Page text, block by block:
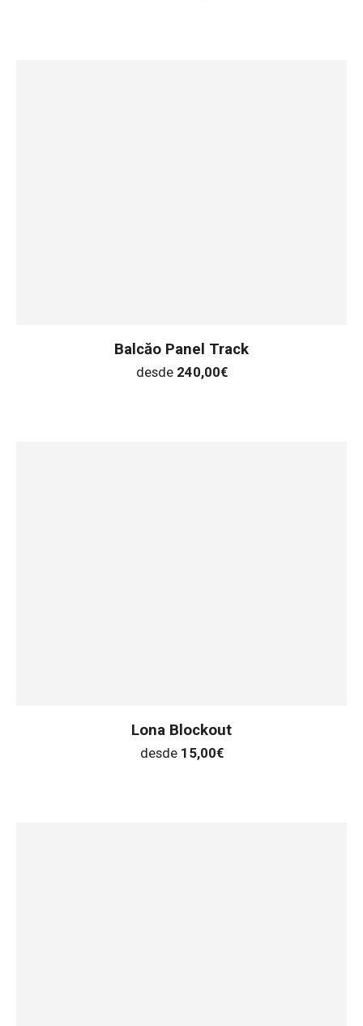
Balcăo Panel Track
desde 240,00€
Lona Blockout
desde 15,00€